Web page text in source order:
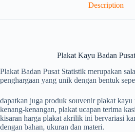
Description
Plakat Kayu Badan
Plakat Badan Pusat Statistik merupakan
penghargaan yang unik dengan bentuk
dapatkan juga produk souvenir plakat
kenang-kenangan, plakat ucapan terima
kisaran harga plakat akrilik ini bervariasi
dengan bahan, ukuran dan materi.